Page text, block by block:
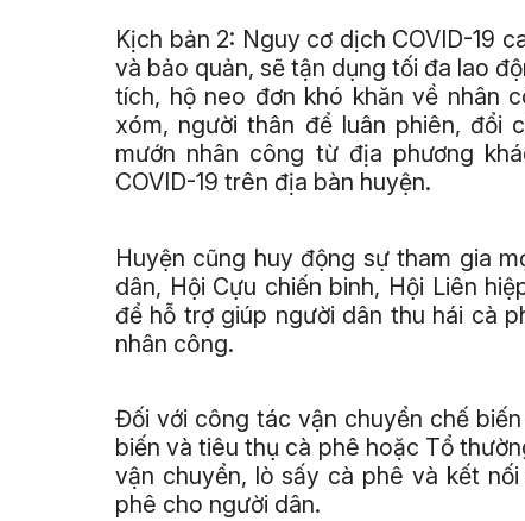
Kịch bản 2: Nguy cơ dịch COVID-19
và bảo quản, sẽ tận dụng tối đa lao
tích, hộ neo đơn khó khăn về nhân
xóm, người thân để luân phiên, đổi
mướn nhân công từ địa phương
COVID-19 trên địa bàn huyện.
Huyện cũng huy động sự tham gia
dân, Hội Cựu chiến binh, Hội Liên
để hỗ trợ giúp người dân thu hái cà
nhân công.
Đối với công tác vận chuyển chế
biến và tiêu thụ cà phê hoặc Tổ
vận chuyển, lò sấy cà phê và kết
phê cho người dân.